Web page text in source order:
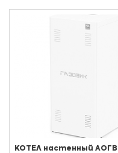
КОТЕЛ настенный